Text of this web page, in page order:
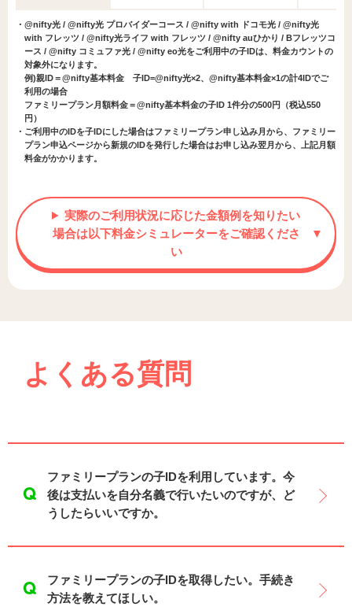
・ @nifty光 / @nifty光 プロバイダーコース / @nifty with ドコモ光 / @nifty光
with フレッツ / @nifty光ライフ with フレッツ / @nifty auひかり / Bフレッツコ
ース / @nifty コミュファ光 / @nifty eo光をご利用中の子IDは、料金カウントの
対象外になります。
例)親ID＝@nifty基本料金 子ID=@nifty光×2、@nifty基本料金×1の計4IDでご
利用の場合
ファミリープラン月額料金＝@nifty基本料金の子ID 1件分の500円（税込550
円）
・ ご利用中のIDを子IDにした場合はファミリープラン申し込み月から、ファミリー
プラン申込ページから新規のIDを発行した場合はお申し込み翌月から、上記月額
料金がかかります。
実際のご利用状況に応じた金額例を知りたい
場合は以下料金シミュレーターをご確認くださ
い
よくある質問
ファミリープランの子IDを利用しています。今
後は支払いを自分名義で行いたいのですが、ど
うしたらいいですか。
ファミリープランの子IDを取得したい。手続き
方法を教えてほしい。